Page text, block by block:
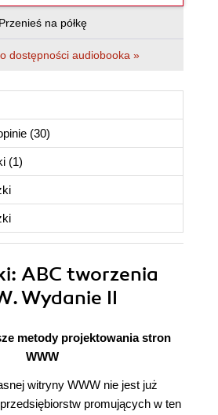
Przenieś na półkę
dostępności audiobooka »
(30)
(1)
: ABC tworzenia
Wydanie II
metody projektowania stron
WWW
witryny WWW nie jest już
promujących w ten